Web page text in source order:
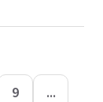
9
...